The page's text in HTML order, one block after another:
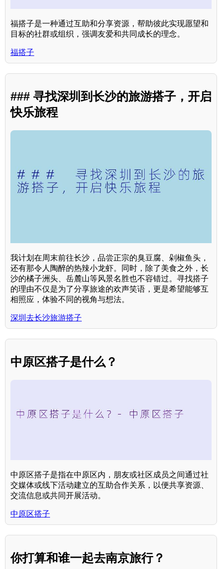
福搭子是一种通过互助和分享资源，帮助彼此实现愿望和
目标的社群或组织，强调友爱和共同成长的理念。
福搭子
### 寻找深圳到长沙的旅游搭子，开启
快乐旅程
我计划在周末前往长沙，品尝正宗的臭豆腐、剁椒鱼头，
还有那令人陶醉的热辣小龙虾。同时，除了美食之外，长
沙的橘子洲头、岳麓山等风景名胜也不容错过。寻找搭子
的理由不仅是为了分享旅途的欢声笑语，更是希望能够互
相照应，体验不同的视角与想法。
深圳去长沙旅游搭子
中原区搭子是什么？
中原区搭子是指在中原区内，朋友或社区成员之间通过社
交媒体或线下活动建立的互助合作关系，以便共享资源、
交流信息或共同开展活动。
中原区搭子
你打算和谁一起去南京旅行？